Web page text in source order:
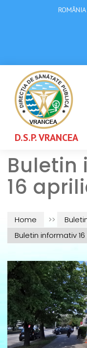
D.S.P. VRANCEA
16
Home >>
Buletin informativ 16